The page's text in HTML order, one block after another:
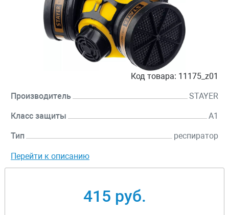
Код товара: 11175_z01
Производитель STAYER
Класс защиты A1
Тип респиратор
Перейти к описанию
415 руб.